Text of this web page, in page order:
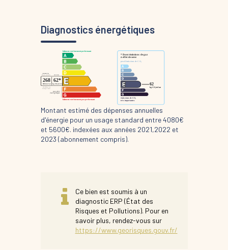
Diagnostics énergétiques
Montant estimé des dépenses annuelles
d'énergie pour un usage standard entre 4080€
et 5600€. indexées aux années 2021,2022 et
2023 (abonnement compris).
Ce bien est soumis à un
diagnostic ERP (État des
Risques et Pollutions). Pour en
savoir plus, rendez-vous sur
https://www.georisques.gouv.fr/